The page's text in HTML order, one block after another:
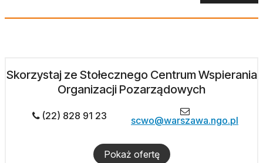
Skorzystaj ze Stołecznego Centrum Wspierania
Organizacji Pozarządowych
(22) 828 91 23 scwo@warszawa.ngo.pl
Pokaż ofertę